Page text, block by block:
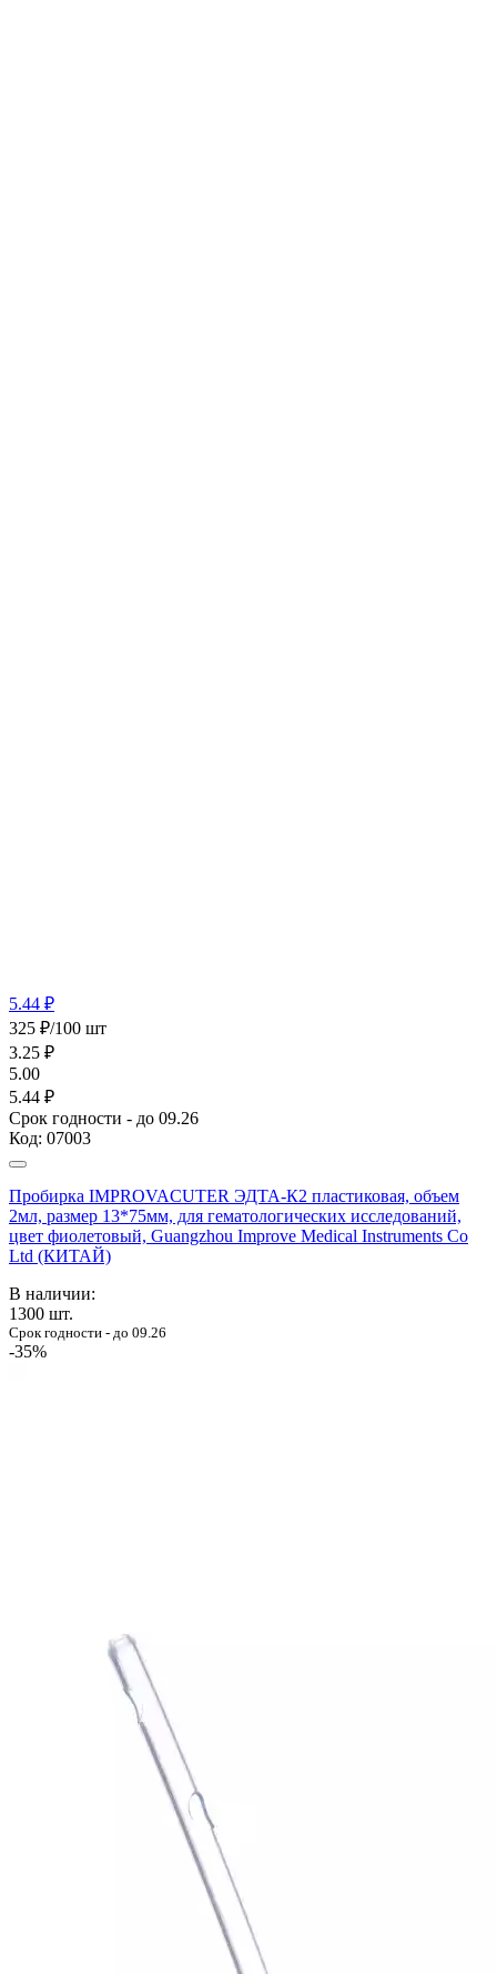
5.44 ₽
325 ₽/100 шт
3.25 ₽
5.00
5.44 ₽
Срок годности - до 09.26
Код: 07003
Пробирка IMPROVACUTER ЭДТА-К2 пластиковая, объем
2мл, размер 13*75мм, для гематологических исследований,
цвет фиолетовый, Guangzhou Improve Medical Instruments Co
Ltd (КИТАЙ)
В наличии:
1300 шт.
Срок годности - до 09.26
-35%